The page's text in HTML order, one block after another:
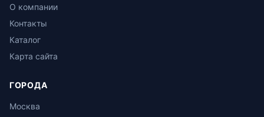
О компании
Контакты
Каталог
Карта сайта
ГОРОДА
Москва